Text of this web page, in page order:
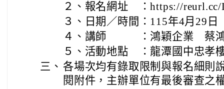
２、報名網址 ：https://
３、日期／時間：115年4月29日
４、講師 ：鴻穎企業 蔡鴻
５、活動地點 ：龍潭國中忠孝
三、 各場次均有錄取限制與報名細則
閱附件，主辦單位有最後審查之